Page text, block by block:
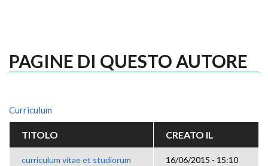
PAGINE DI QUESTO AUTORE
Curriculum
TITOLO CREATO IL
curriculum vitae et studiorum 16/06/2015 - 15:10